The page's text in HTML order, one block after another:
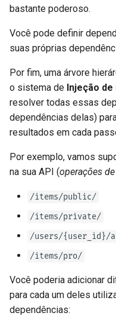
bastante poderoso.
Você pode definir
suas próprias
Por fim, uma árvore
o sistema de Injeção de
resolver todas essas
dependências delas)
resultados em cada
Por exemplo, vamos
na sua API (operações
/items/public/
/items/private/
/users/{user_id}/
/items/pro/
Você poderia adicionar
para cada um deles
dependências: